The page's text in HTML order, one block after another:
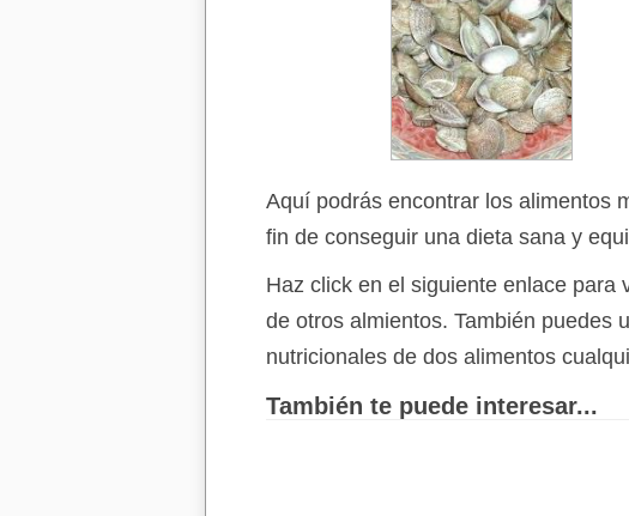
Aquí podrás encontrar los alimentos
fin de conseguir una dieta sana y
Haz click en el siguiente enlace para
de otros almientos. También puedes
nutricionales de dos alimentos
También te puede interesar...